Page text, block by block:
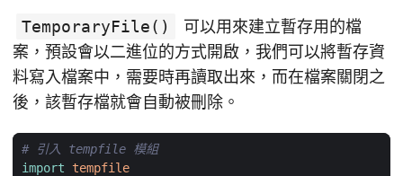
TemporaryFile()
可以用來建立暫存用的檔
案，預設會以二進位的方式開啟，我們可以將暫存資
料寫入檔案中，需要時再讀取出來，而在檔案關閉之
後，該暫存檔就會自動被刪除。
# 引入 tempfile 模組
import
tempfile